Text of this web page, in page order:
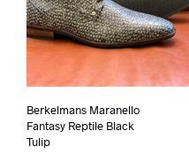
Berkelmans Maranello
Fantasy Reptile Black
Tulip